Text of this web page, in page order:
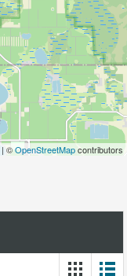
| ©OpenStreetMapcontributors